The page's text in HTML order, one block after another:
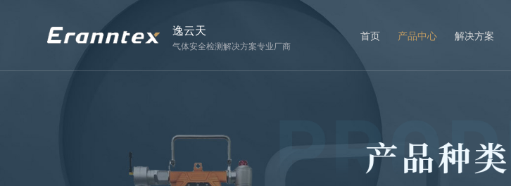
逸云天
气体安全检测解决方案专业厂商
首页 产品中心 解决方案